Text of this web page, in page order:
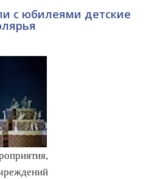
с юбилеями детские